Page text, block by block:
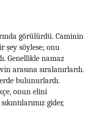
görülürdü. Caminin
şey söylese; onu
Genellikle namaz
arasına sıralanırlardı.
bulunurlardı.
onun elini
gider,